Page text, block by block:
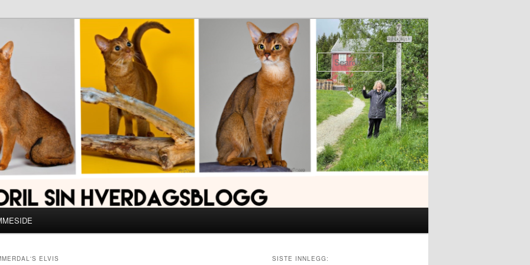
Search
ELVIS SISTE INNLEGG: